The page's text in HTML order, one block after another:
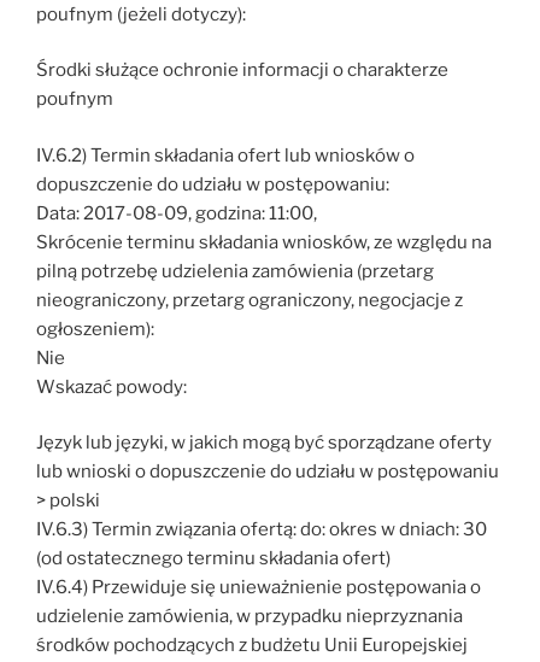
poufnym (jeżeli dotyczy):
Środki służące ochronie informacji o charakterze
poufnym
IV.6.2) Termin składania ofert lub wniosków o
dopuszczenie do udziału w postępowaniu:
Data: 2017-08-09, godzina: 11:00,
Skrócenie terminu składania wniosków, ze względu na
pilną potrzebę udzielenia zamówienia (przetarg
nieograniczony, przetarg ograniczony, negocjacje z
ogłoszeniem):
Nie
Wskazać powody:
Język lub języki, w jakich mogą być sporządzane oferty
lub wnioski o dopuszczenie do udziału w postępowaniu
> polski
IV.6.3) Termin związania ofertą: do: okres w dniach: 30
(od ostatecznego terminu składania ofert)
IV.6.4) Przewiduje się unieważnienie postępowania o
udzielenie zamówienia, w przypadku nieprzyznania
środków pochodzących z budżetu Unii Europejskiej